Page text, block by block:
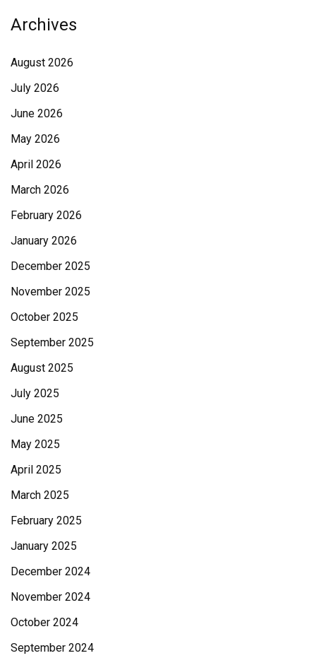
Archives
August 2026
July 2026
June 2026
May 2026
April 2026
March 2026
February 2026
January 2026
December 2025
November 2025
October 2025
September 2025
August 2025
July 2025
June 2025
May 2025
April 2025
March 2025
February 2025
January 2025
December 2024
November 2024
October 2024
September 2024